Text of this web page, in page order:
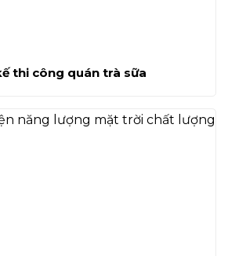
thi công quán trà sữa